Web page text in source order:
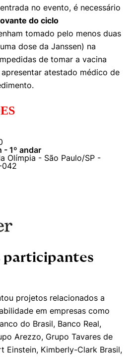
no evento, é necessário
do ciclo
tomado pelo menos duas
dose da Janssen) na
de tomar a vacina
atestado médico de
- 1º andar
Olímpia - São Paulo/SP -
042
participantes
projetos relacionados a
em empresas como
do Brasil, Banco Real,
Arezzo, Grupo Tavares de
Einstein, Kimberly-Clark Brasil,